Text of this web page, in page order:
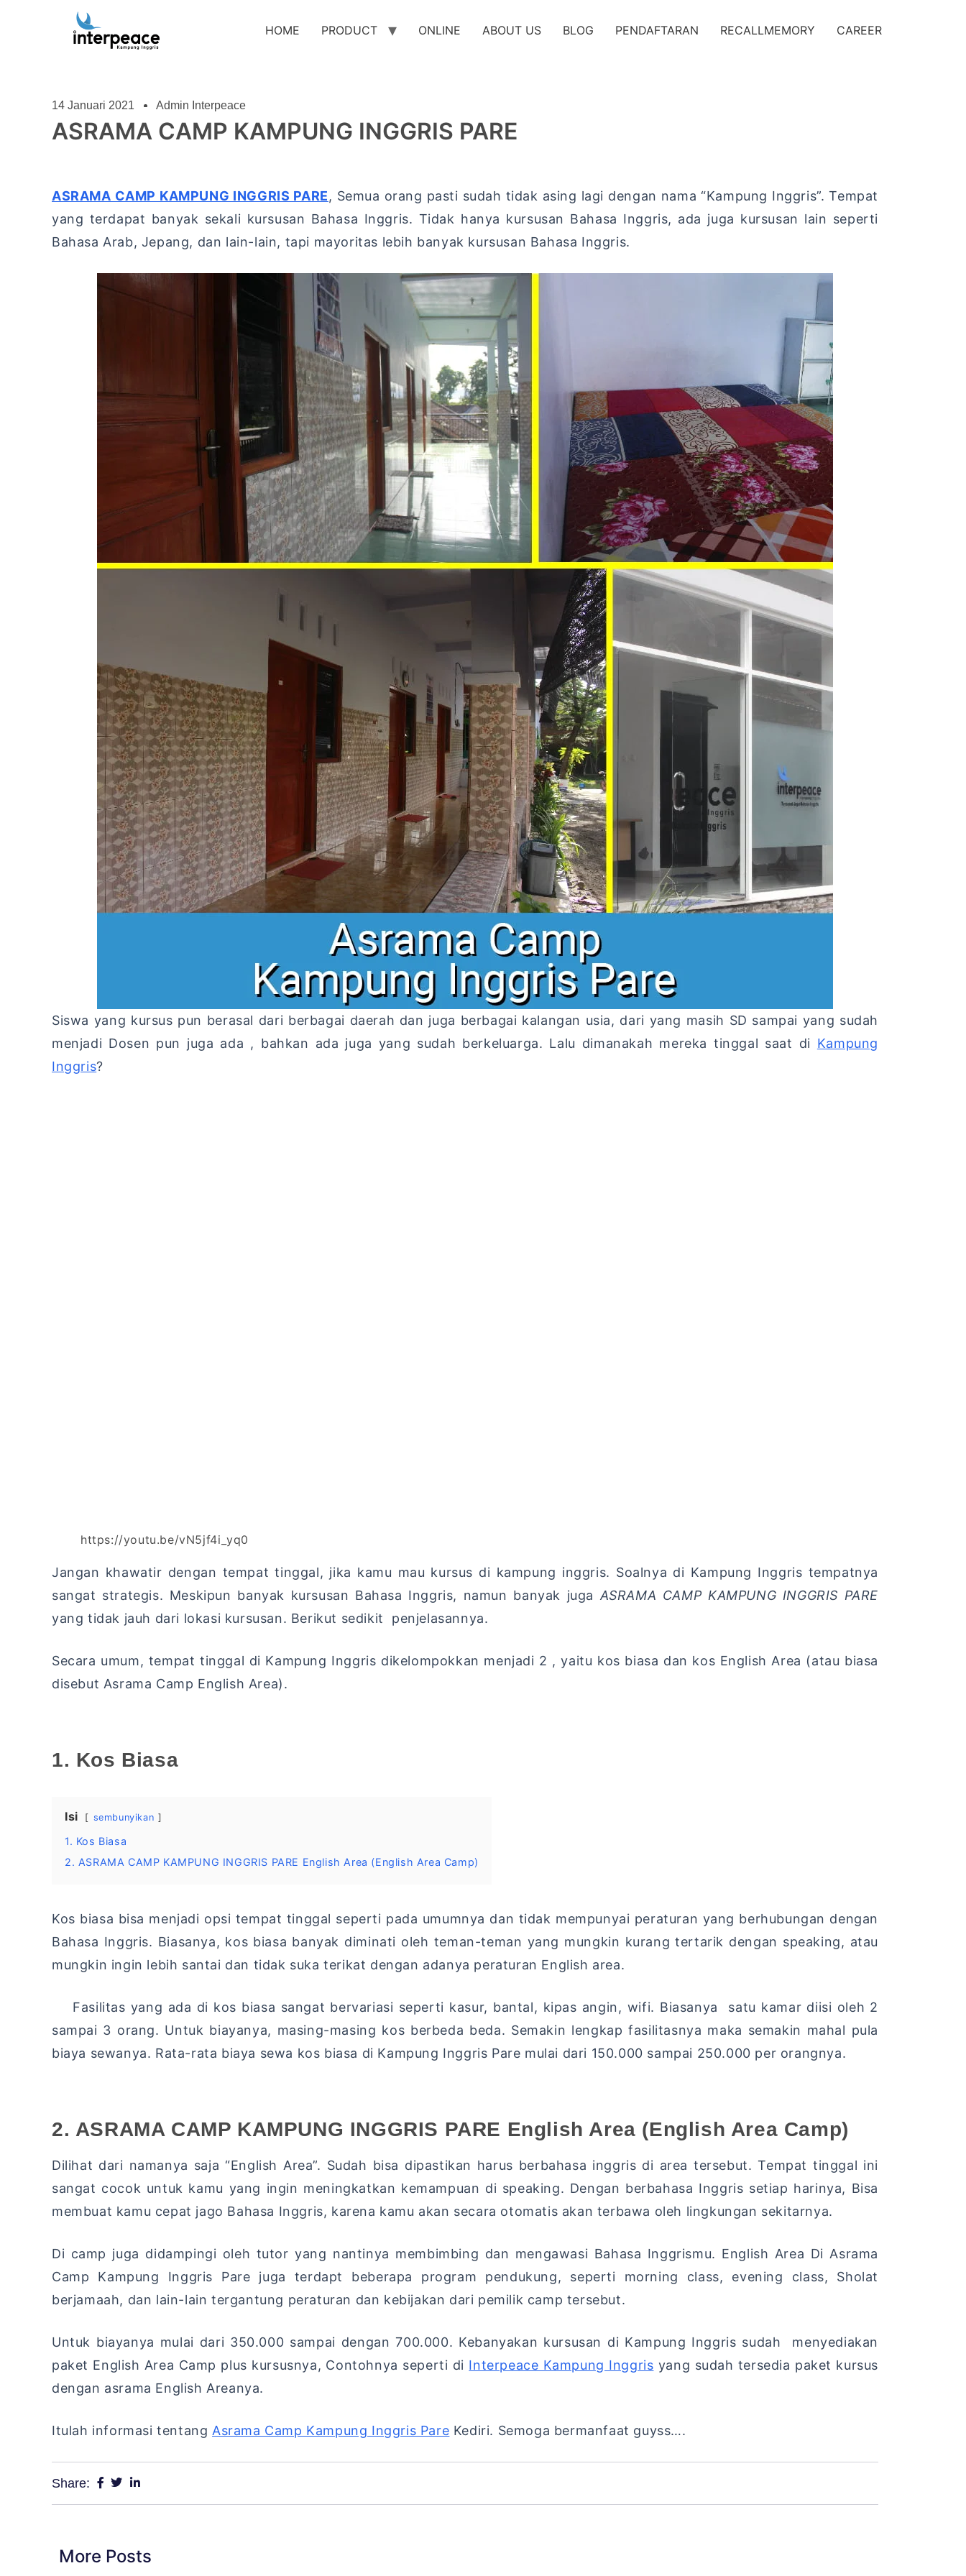
HOME PRODUCT ONLINE ABOUT US BLOG PENDAFTARAN RECALLMEMORY CAREER
14 Januari 2021 Admin Interpeace
ASRAMA CAMP KAMPUNG INGGRIS PARE
ASRAMA CAMP KAMPUNG INGGRIS PARE, Semua orang pasti sudah tidak asing lagi dengan nama “Kampung Inggris”. Tempat
yang terdapat banyak sekali kursusan Bahasa Inggris. Tidak hanya kursusan Bahasa Inggris, ada juga kursusan lain seperti
Bahasa Arab, Jepang, dan lain-lain, tapi mayoritas lebih banyak kursusan Bahasa Inggris.
Siswa yang kursus pun berasal dari berbagai daerah dan juga berbagai kalangan usia, dari yang masih SD sampai yang sudah
menjadi Dosen pun juga ada , bahkan ada juga yang sudah berkeluarga. Lalu dimanakah mereka tinggal saat di Kampung
Inggris?
https://youtu.be/vN5jf4i_yq0
Jangan khawatir dengan tempat tinggal, jika kamu mau kursus di kampung inggris. Soalnya di Kampung Inggris tempatnya
sangat strategis. Meskipun banyak kursusan Bahasa Inggris, namun banyak juga ASRAMA CAMP KAMPUNG INGGRIS PARE
yang tidak jauh dari lokasi kursusan. Berikut sedikit penjelasannya.
Secara umum, tempat tinggal di Kampung Inggris dikelompokkan menjadi 2 , yaitu kos biasa dan kos English Area (atau biasa
disebut Asrama Camp English Area).
1. Kos Biasa
Isi sembunyikan
1. Kos Biasa
2. ASRAMA CAMP KAMPUNG INGGRIS PARE English Area (English Area Camp)
Kos biasa bisa menjadi opsi tempat tinggal seperti pada umumnya dan tidak mempunyai peraturan yang berhubungan dengan
Bahasa Inggris. Biasanya, kos biasa banyak diminati oleh teman-teman yang mungkin kurang tertarik dengan speaking, atau
mungkin ingin lebih santai dan tidak suka terikat dengan adanya peraturan English area.
Fasilitas yang ada di kos biasa sangat bervariasi seperti kasur, bantal, kipas angin, wifi. Biasanya satu kamar diisi oleh 2
sampai 3 orang. Untuk biayanya, masing-masing kos berbeda beda. Semakin lengkap fasilitasnya maka semakin mahal pula
biaya sewanya. Rata-rata biaya sewa kos biasa di Kampung Inggris Pare mulai dari 150.000 sampai 250.000 per orangnya.
2. ASRAMA CAMP KAMPUNG INGGRIS PARE English Area (English Area Camp)
Dilihat dari namanya saja “English Area”. Sudah bisa dipastikan harus berbahasa inggris di area tersebut. Tempat tinggal ini
sangat cocok untuk kamu yang ingin meningkatkan kemampuan di speaking. Dengan berbahasa Inggris setiap harinya, Bisa
membuat kamu cepat jago Bahasa Inggris, karena kamu akan secara otomatis akan terbawa oleh lingkungan sekitarnya.
Di camp juga didampingi oleh tutor yang nantinya membimbing dan mengawasi Bahasa Inggrismu. English Area Di Asrama
Camp Kampung Inggris Pare juga terdapt beberapa program pendukung, seperti morning class, evening class, Sholat
berjamaah, dan lain-lain tergantung peraturan dan kebijakan dari pemilik camp tersebut.
Untuk biayanya mulai dari 350.000 sampai dengan 700.000. Kebanyakan kursusan di Kampung Inggris sudah menyediakan
paket English Area Camp plus kursusnya, Contohnya seperti di Interpeace Kampung Inggris yang sudah tersedia paket kursus
dengan asrama English Areanya.
Itulah informasi tentang Asrama Camp Kampung Inggris Pare Kediri. Semoga bermanfaat guyss….
Share:
More Posts